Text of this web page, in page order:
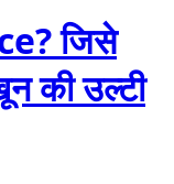
जिसे
की उल्टी